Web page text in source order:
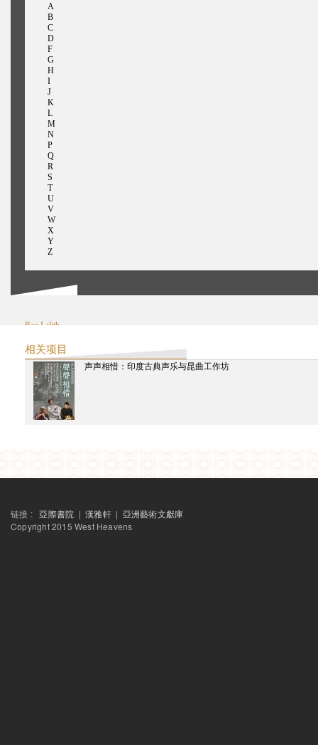
A
B
C
D
F
G
H
I
J
K
L
M
N
P
Q
R
S
T
U
V
W
X
Y
Z
Rao Lalith
相关项目
声声相惜：印度古典声乐与昆曲工作坊
链接 :亞際書院 |漢雅軒 | 亞洲藝術文獻庫
Copyright 2015 West Heavens